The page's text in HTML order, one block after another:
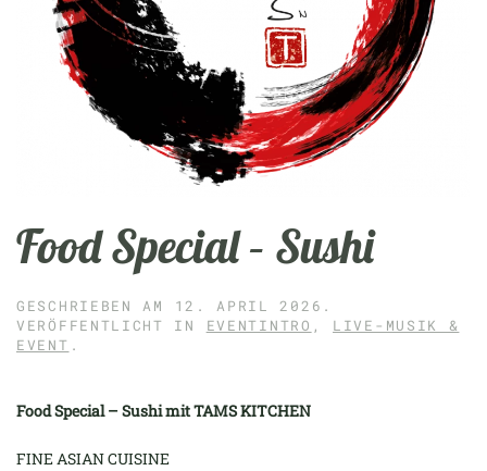
Food Special – Sushi
GESCHRIEBEN AM 12. APRIL 2026 .
VERÖFFENTLICHT IN EVENTINTRO , LIVE-MUSIK &
EVENT .
Food Special – Sushi mit TAMS KITCHEN
FINE ASIAN CUISINE